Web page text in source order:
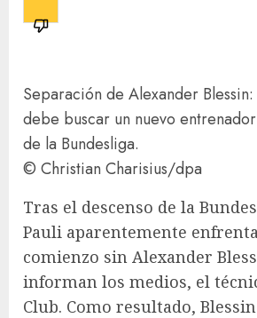
Separación de Alexander Blessin:
debe buscar un nuevo
de la Bundesliga.
© Christian Charisius/​dpa
Tras el descenso de la
Pauli aparentemente
comienzo sin Alexander
informan los medios, el
Club. Como resultado,